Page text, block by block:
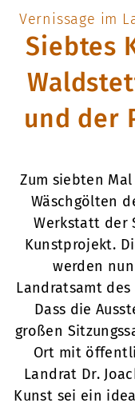
Vernissage im
Siebtes
und der
Zum siebten
Wäschgölten
Werkstatt der
Kunstprojekt.
werden nun
Landratsamt des
Dass die
großen
Ort mit
Landrat Dr.
Kunst sei ein